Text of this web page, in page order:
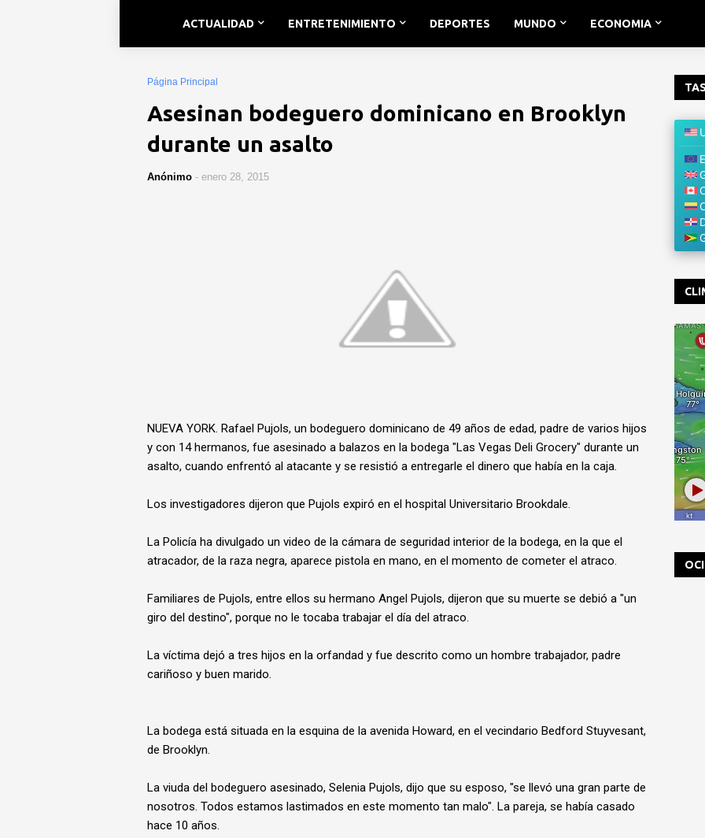
ACTUALIDAD ENTRETENIMIENTO DEPORTES MUNDO ECONOMIA
Página Principal
Asesinan bodeguero dominicano en Brooklyn
durante un asalto
Anónimo - enero 28, 2015
NUEVA YORK. Rafael Pujols, un bodeguero dominicano de 49 años de edad, padre de varios hijos
y con 14 hermanos, fue asesinado a balazos en la bodega "Las Vegas Deli Grocery" durante un
asalto, cuando enfrentó al atacante y se resistió a entregarle el dinero que había en la caja.
Los investigadores dijeron que Pujols expiró en el hospital Universitario Brookdale.
La Policía ha divulgado un video de la cámara de seguridad interior de la bodega, en la que el
atracador, de la raza negra, aparece pistola en mano, en el momento de cometer el atraco.
Familiares de Pujols, entre ellos su hermano Angel Pujols, dijeron que su muerte se debió a "un
giro del destino", porque no le tocaba trabajar el día del atraco.
La víctima dejó a tres hijos en la orfandad y fue descrito como un hombre trabajador, padre
cariñoso y buen marido.
La bodega está situada en la esquina de la avenida Howard, en el vecindario Bedford Stuyvesant,
de Brooklyn.
La viuda del bodeguero asesinado, Selenia Pujols, dijo que su esposo, "se llevó una gran parte de
nosotros. Todos estamos lastimados en este momento tan malo". La pareja, se había casado
hace 10 años.